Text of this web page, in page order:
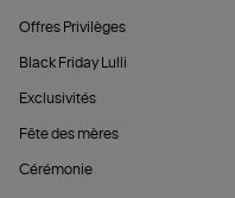
Offres Privilèges
Black Friday Lulli
Exclusivités
Fête des mères
Cérémonie